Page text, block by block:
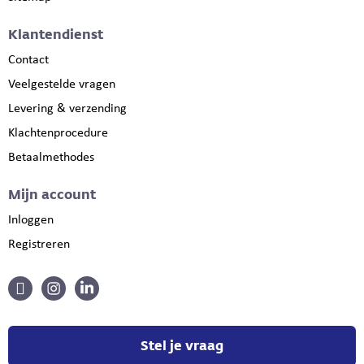
Klantendienst
Contact
Veelgestelde vragen
Levering & verzending
Klachtenprocedure
Betaalmethodes
Mijn account
Inloggen
Registreren
Stel je vraag